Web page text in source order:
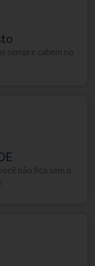
sempre cabem no
não fica sem o